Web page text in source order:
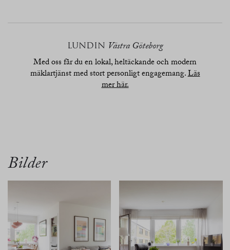
LUNDIN Västra Göteborg
Med oss får du en lokal, heltäckande och modern
mäklartjänst med stort personligt engagemang.Läs
mer här.
Bilder